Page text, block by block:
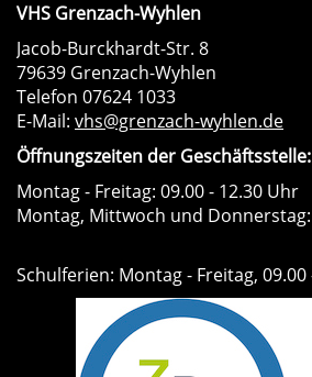
VHS Grenzach-Wyhlen
Jacob-Burckhardt-Str. 8
79639 Grenzach-Wyhlen
Telefon 07624 1033
E-Mail: vhs@grenzach-wyhlen.de
Öffnungszeiten der Geschäftsstelle:
Montag - Freitag: 09.00 - 12.30 Uhr
Montag, Mittwoch und
Schulferien: Montag - Freitag, 09.00